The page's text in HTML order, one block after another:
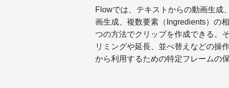
Flowでは、テキストからの動画生成
画生成、複数要素（Ingredients）の
つの方法でクリップを作成できる。
リミングや延長、並べ替えなどの操
から利用するための特定フレームの